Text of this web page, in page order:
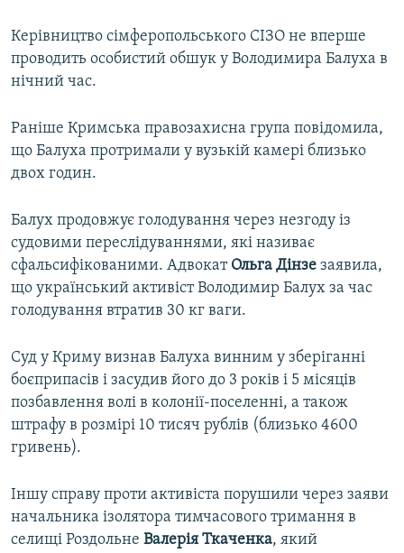
Керівництво сімферопольського СІЗО не вперше
проводить особистий обшук у Володимира Балуха в
нічний час.
Раніше Кримська правозахисна група повідомила,
що Балуха протримали у вузькій камері близько
двох годин.
Балух продовжує голодування через незгоду із
судовими переслідуваннями, які називає
сфальсифікованими. Адвокат Ольга Дінзе заявила,
що український активіст Володимир Балух за час
голодування втратив 30 кг ваги.
Суд у Криму визнав Балуха винним у зберіганні
боєприпасів і засудив його до 3 років і 5 місяців
позбавлення волі в колонії-поселенні, а також
штрафу в розмірі 10 тисяч рублів (близько 4600
гривень).
Іншу справу проти активіста порушили через заяви
начальника ізолятора тимчасового тримання в
селищі Роздольне Валерія Ткаченка, який